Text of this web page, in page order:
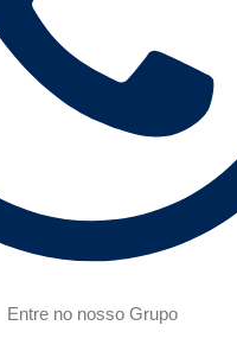
Entre no nosso Grupo